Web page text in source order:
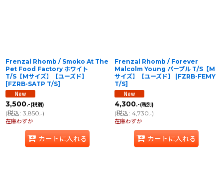
Frenzal Rhomb / Smoko At The
Pet Food Factory ホワイト
T/S【Mサイズ】【ユーズド】
[FZRB-SATP T/S]
3,500.-(税別)
(税込: 3,850.-)
在庫わずか
カートに入れる
Frenzal Rhomb / Forever
Malcolm Young パープル T/S【M
サイズ】【ユーズド】
[FZRB-FEMY
T/S]
4,300.-(税別)
(税込: 4,730.-)
在庫わずか
カートに入れる